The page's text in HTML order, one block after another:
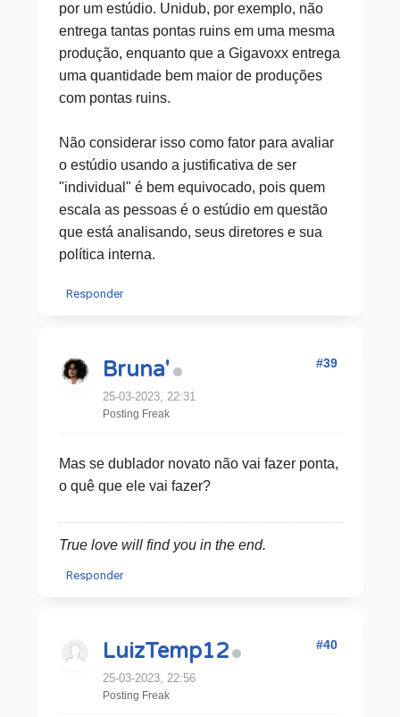
por um estúdio. Unidub, por exemplo, não
entrega tantas pontas ruins em uma mesma
produção, enquanto que a Gigavoxx entrega
uma quantidade bem maior de produções
com pontas ruins.
Não considerar isso como fator para avaliar
o estúdio usando a justificativa de ser
"individual" é bem equivocado, pois quem
escala as pessoas é o estúdio em questão
que está analisando, seus diretores e sua
política interna.
Responder
Bruna'
25-03-2023, 22:31
Posting Freak
#39
Mas se dublador novato não vai fazer ponta,
o quê que ele vai fazer?
True love will find you in the end.
Responder
LuizTemp12
25-03-2023, 22:56
Posting Freak
#40